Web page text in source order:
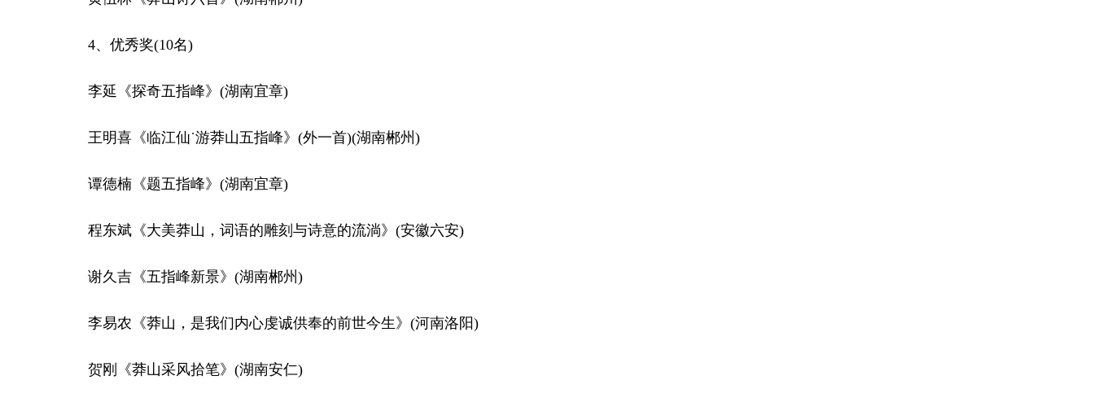
4、优秀奖(10名)
李延《探奇五指峰》(湖南宜章)
王明喜《临江仙˙游莽山五指峰》(外一首)(湖南郴州)
谭德楠《题五指峰》(湖南宜章)
程东斌《大美莽山，词语的雕刻与诗意的流淌》(安徽六安)
谢久吉《五指峰新景》(湖南郴州)
李易农《莽山，是我们内心虔诚供奉的前世今生》(河南洛阳)
贺刚《莽山采风拾笔》(湖南安仁)